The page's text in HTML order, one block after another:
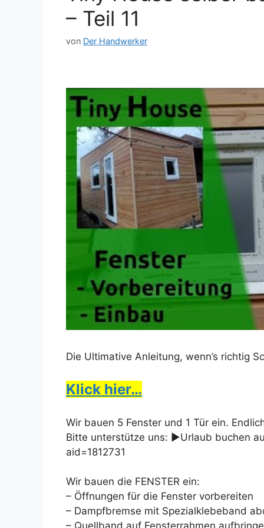
– Teil 11
von Der Handwerker
Dieses Video auf YouTube ansehen
Die Ultimative Anleitung, wenn’s richtig
Klick hier…
Wir bauen 5 Fenster und 1 Tür ein.
Bitte unterstütze uns: ►Urlaub buchen
aid=1812731
Wir bauen die FENSTER ein:
– Öffnungen für die Fenster vorbereiten
– Dampfbremse mit Spezialklebeband